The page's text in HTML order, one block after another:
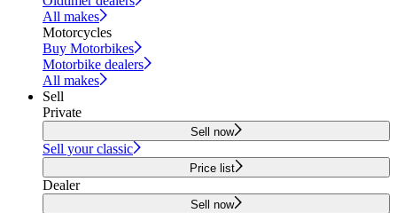
All makes
Motorcycles
Buy Motorbikes
Motorbike dealers
All makes
Sell
Private
Sell now
Sell your classic
Price list
Dealer
Sell now